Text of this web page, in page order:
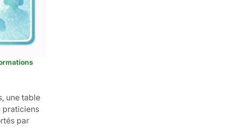
une table
praticiens
par